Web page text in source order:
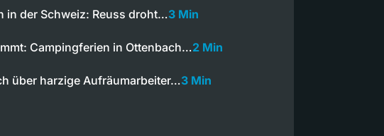
in der Schweiz: Reuss droht…3 Min
Campingferien in Ottenbach…2 Min
über harzige Aufräumarbeiter…3 Min